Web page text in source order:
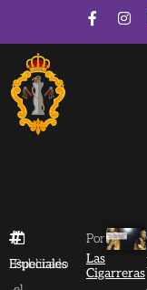
Especiales
Publicado
Por
Las
Cigarreras